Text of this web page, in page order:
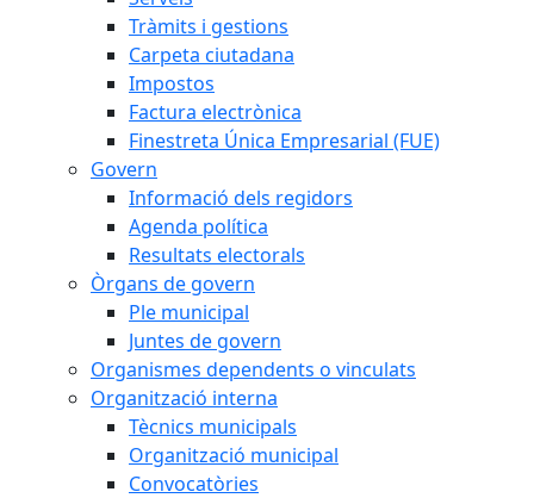
Tràmits i gestions
Carpeta ciutadana
Impostos
Factura electrònica
Finestreta Única Empresarial (FUE)
Govern
Informació dels regidors
Agenda política
Resultats electorals
Òrgans de govern
Ple municipal
Juntes de govern
Organismes dependents o vinculats
Organització interna
Tècnics municipals
Organització municipal
Convocatòries